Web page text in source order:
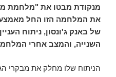
מנקודת מבטו את "מלחמת
את המלחמה הזו החל מאמצע
של באנק ג'ונסון, ניתוח
השנייה, והמצב אחרי
הניתוח שלו מחלק את מבקרי